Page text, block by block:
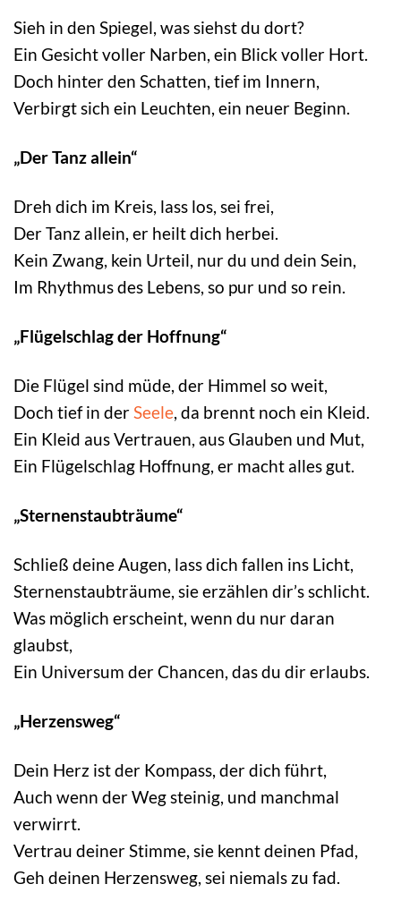
Sieh in den Spiegel, was siehst du dort?
Ein Gesicht voller Narben, ein Blick voller Hort.
Doch hinter den Schatten, tief im Innern,
Verbirgt sich ein Leuchten, ein neuer Beginn.
„Der Tanz allein“
Dreh dich im Kreis, lass los, sei frei,
Der Tanz allein, er heilt dich herbei.
Kein Zwang, kein Urteil, nur du und dein Sein,
Im Rhythmus des Lebens, so pur und so rein.
„Flügelschlag der Hoffnung“
Die Flügel sind müde, der Himmel so weit,
Doch tief in derSeele, da brennt noch ein Kleid.
Ein Kleid aus Vertrauen, aus Glauben und Mut,
Ein Flügelschlag Hoffnung, er macht alles gut.
„Sternenstaubträume“
Schließ deine Augen, lass dich fallen ins Licht,
Sternenstaubträume, sie erzählen dir’s schlicht.
Was möglich erscheint, wenn du nur daran
glaubst,
Ein Universum der Chancen, das du dir erlaubs.
„Herzensweg“
Dein Herz ist der Kompass, der dich führt,
Auch wenn der Weg steinig, und manchmal
verwirrt.
Vertrau deiner Stimme, sie kennt deinen Pfad,
Geh deinen Herzensweg, sei niemals zu fad.